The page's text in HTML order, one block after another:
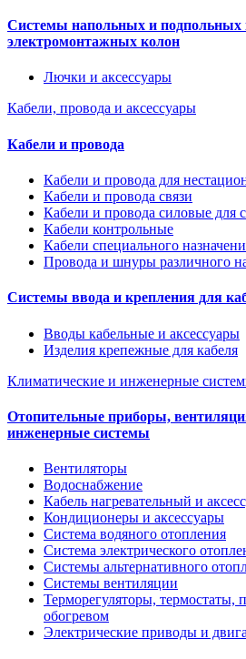
Системы напольных и подпольных
электромонтажных колон
Лючки и аксессуары
Кабели, провода и аксессуары
Кабели и провода
Кабели и провода для
Кабели и провода связи
Кабели и провода силовые для
Кабели контрольные
Кабели специального
Провода и шнуры различного
Системы ввода и крепления для
Вводы кабельные и аксессуары
Изделия крепежные для кабеля
Климатические и инженерные
Отопительные приборы,
инженерные системы
Вентиляторы
Водоснабжение
Кабель нагревательный и
Кондиционеры и аксессуары
Система водяного отопления
Система электрического
Системы альтернативного
Системы вентиляции
Терморегуляторы, термостаты,
обогревом
Электрические приводы и